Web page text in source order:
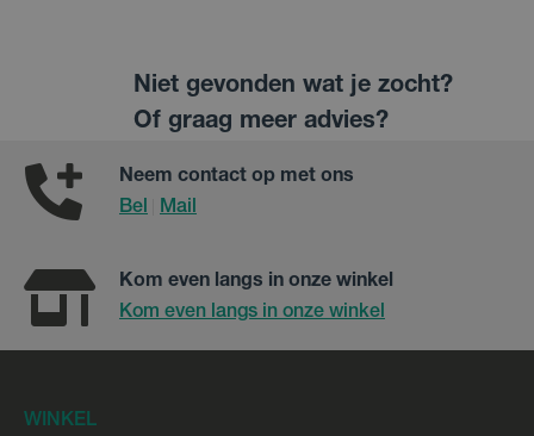
Niet gevonden wat je zocht?
Of graag meer advies?
Neem contact op met ons
Bel
Mail
Kom even langs in onze winkel
Kom even langs in onze winkel
WINKEL